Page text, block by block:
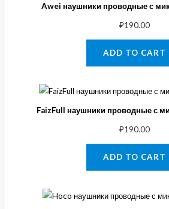
Awei наушники проводные с
₽190.00
ADD TO CART
FaizFull наушники проводные с
₽190.00
ADD TO CART